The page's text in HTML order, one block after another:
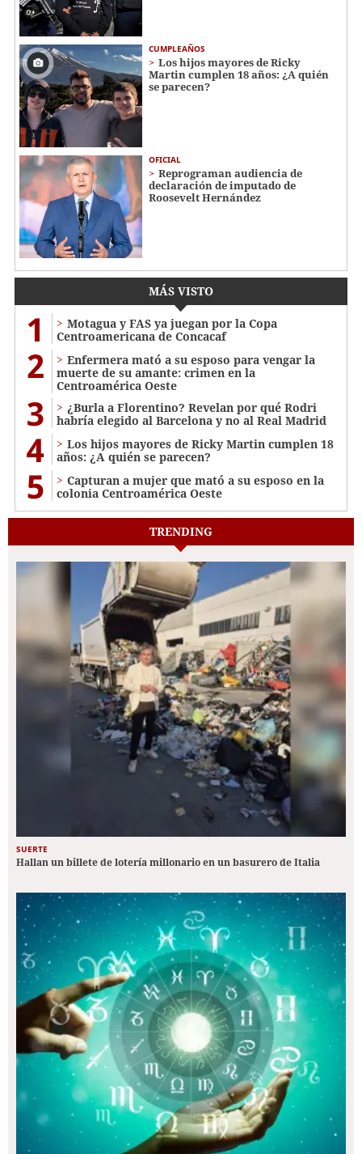
CUMPLEAÑOS
Los hijos mayores de Ricky
Martin cumplen 18 años: ¿A quién
se parecen?
OFICIAL
Reprograman audiencia de
declaración de imputado de
Roosevelt Hernández
MÁS VISTO
1
Motagua y FAS ya juegan por la Copa
Centroamericana de Concacaf
2
Enfermera mató a su esposo para vengar la
muerte de su amante: crimen en la
Centroamérica Oeste
3
¿Burla a Florentino? Revelan por qué Rodri
habría elegido al Barcelona y no al Real Madrid
4
Los hijos mayores de Ricky Martin cumplen 18
años: ¿A quién se parecen?
5
Capturan a mujer que mató a su esposo en la
colonia Centroamérica Oeste
TRENDING
SUERTE
Hallan un billete de lotería millonario en un basurero de Italia